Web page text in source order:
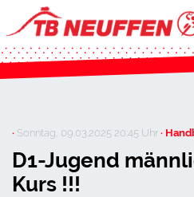
· Sonntag, 09.03.2025 20:45 Uhr·
D1-Jugend
Kurs !!!